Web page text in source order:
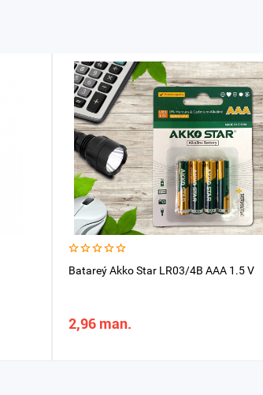
Batareý Akko Star LR03/4B AAA 1.5 V
2,96 man.